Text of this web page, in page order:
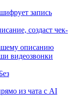
запись
создаст чек-
описанию
видеозвонки
из чата с AI